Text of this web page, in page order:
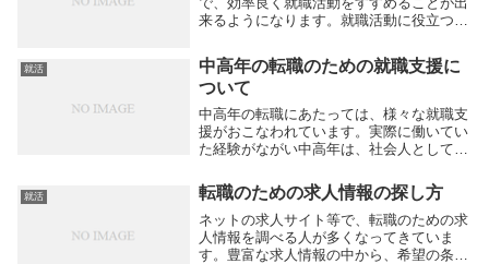
来るようになります。就職活動に役立つ資
しの心得などの助言がまとめられている記
事が存在します。例えば、デザイナーにな
りたいなと思っ...
就活
中高年の転職のための就職支援に
ついて
中高年の転職にあたっては、様々な就職支
援がおこなわれています。実際に働いてい
た経験がながい中高年は、社会人として培
の転職先を探し出すことが可能です。企業
側も、十分な実務経験を積み、すぐにでも
第一線で活躍...
就活 転職のための求人情報の探し方
ネットの求人サイト等で、転職のための求
人情報を調べる人が多くなってきていま
す。豊富な求人情報の中から、希望の条件